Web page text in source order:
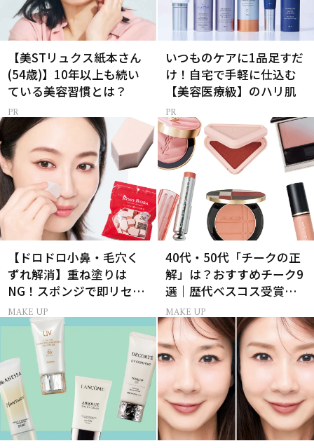
【美STリュクス紙本さん
(54歳)】10年以上も続い
ている美容習慣とは？
いつものケアに1品足すだ
け！自宅で手軽に仕込む
【美容医療級】のハリ肌
【ドロドロ小鼻・毛穴く
ずれ解消】重ね塗りは
NG！スポンジで即リセッ
トするプロ技
MAKE UP
40代・50代「チークの正
解」は？おすすめチーク9
選｜歴代ベスコス受賞ま
とめ＆正しい使い方
MAKE UP